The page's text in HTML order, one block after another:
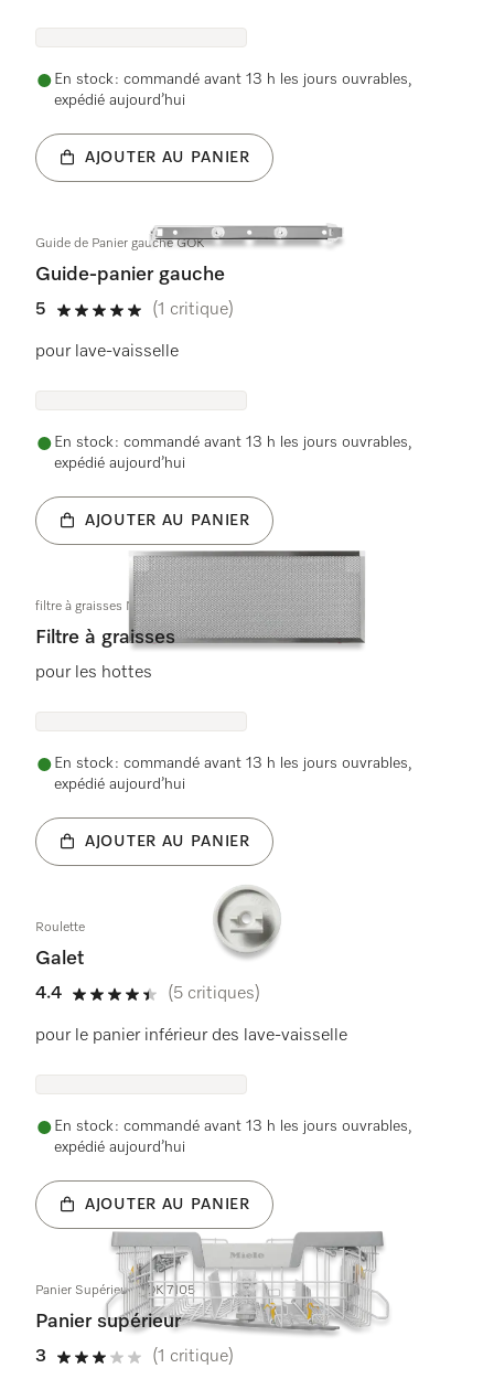
En stock : commandé avant 13 h les jours ouvrables,
expédié aujourd’hui
AJOUTER AU PANIER
Guide de Panier gauche GOK
Guide-panier gauche
5
5 étoiles sur 5
(1 critique)
pour lave-vaisselle
En stock : commandé avant 13 h les jours ouvrables,
expédié aujourd’hui
AJOUTER AU PANIER
filtre à graisses Metal DA349x
Filtre à graisses
pour les hottes
En stock : commandé avant 13 h les jours ouvrables,
expédié aujourd’hui
AJOUTER AU PANIER
Roulette
Galet
4.4
4.4 étoiles sur 5
(5 critiques)
pour le panier inférieur des lave-vaisselle
En stock : commandé avant 13 h les jours ouvrables,
expédié aujourd’hui
AJOUTER AU PANIER
Panier Supérieur GOK 7105
Panier supérieur
3
3 étoiles sur 5
(1 critique)